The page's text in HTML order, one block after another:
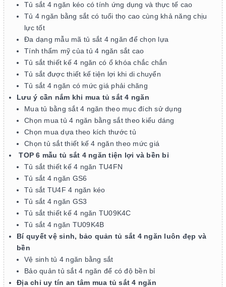
Tủ sắt 4 ngăn kéo có tính ứng dụng và thực tế cao
Tủ 4 ngăn bằng sắt có tuổi thọ cao cùng khả năng chịu
lực tốt
Đa dạng mẫu mã tủ sắt 4 ngăn để chọn lựa
Tính thẩm mỹ của tủ 4 ngăn sắt cao
Tủ sắt thiết kế 4 ngăn có ổ khóa chắc chắn
Tủ sắt được thiết kế tiện lợi khi di chuyển
Tủ sắt 4 ngăn có mức giá phải chăng
Lưu ý cần nắm khi mua tủ sắt 4 ngăn
Mua tủ bằng sắt 4 ngăn theo mục đích sử dụng
Chọn mua tủ 4 ngăn bằng sắt theo kiểu dáng
Chọn mua dựa theo kích thước tủ
Chọn tủ sắt thiết kế 4 ngăn theo mức giá
TOP 6 mẫu tủ sắt 4 ngăn tiện lợi và bền bỉ
Tủ sắt thiết kế 4 ngăn TU4FN
Tủ sắt 4 ngăn GS6
Tủ sắt TU4F 4 ngăn kéo
Tủ sắt 4 ngăn GS3
Tủ sắt thiết kế 4 ngăn TU09K4C
Tủ sắt 4 ngăn TU09K4B
Bí quyết vệ sinh, bảo quản tủ sắt 4 ngăn luôn đẹp và
bền
Vệ sinh tủ 4 ngăn bằng sắt
Bảo quản tủ sắt 4 ngăn để có độ bền bỉ
Địa chỉ uy tín an tâm mua tủ sắt 4 ngăn